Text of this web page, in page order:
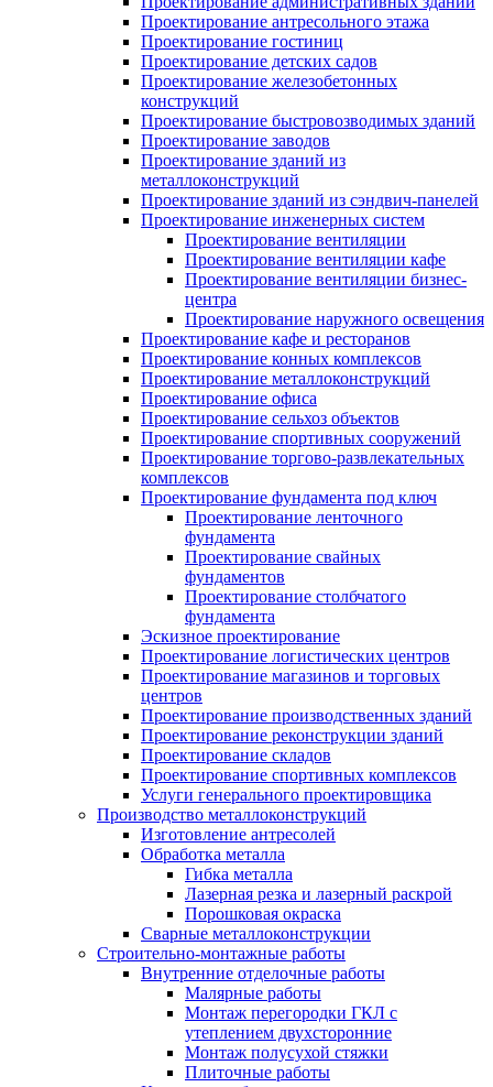
Проектирование антресольного этажа
Проектирование гостиниц
Проектирование детских садов
Проектирование железобетонных
конструкций
Проектирование быстровозводимых зданий
Проектирование заводов
Проектирование зданий из
металлоконструкций
Проектирование зданий из сэндвич-панелей
Проектирование инженерных систем
Проектирование вентиляции
Проектирование вентиляции кафе
Проектирование вентиляции бизнес-
центра
Проектирование наружного освещения
Проектирование кафе и ресторанов
Проектирование конных комплексов
Проектирование металлоконструкций
Проектирование офиса
Проектирование сельхоз объектов
Проектирование спортивных сооружений
Проектирование торгово-развлекательных
комплексов
Проектирование фундамента под ключ
Проектирование ленточного
фундамента
Проектирование свайных
фундаментов
Проектирование столбчатого
фундамента
Эскизное проектирование
Проектирование логистических центров
Проектирование магазинов и торговых
центров
Проектирование производственных зданий
Проектирование реконструкции зданий
Проектирование складов
Проектирование спортивных комплексов
Услуги генерального проектировщика
Производство металлоконструкций
Изготовление антресолей
Обработка металла
Гибка металла
Лазерная резка и лазерный раскрой
Порошковая окраска
Сварные металлоконструкции
Строительно-монтажные работы
Внутренние отделочные работы
Малярные работы
Монтаж перегородки ГКЛ с
утеплением двухсторонние
Монтаж полусухой стяжки
Плиточные работы